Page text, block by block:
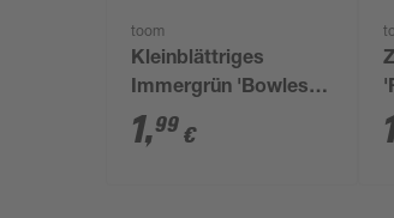
toom
Kleinblättriges
Immergrün 'Bowles' 9
cm Topf
1,99 €